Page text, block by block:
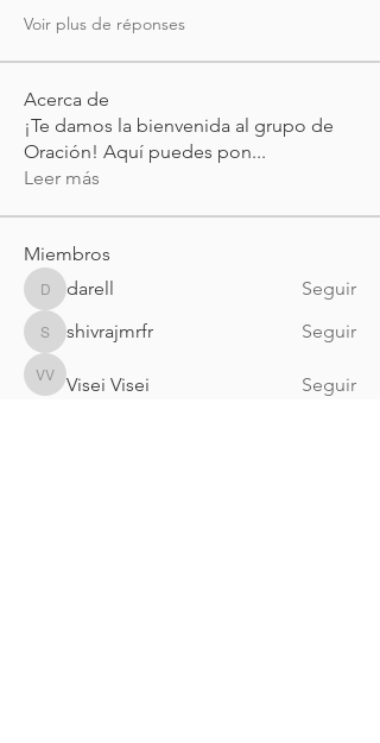
Voir plus de réponses
Acerca de
¡Te damos la bienvenida al grupo de
Oración! Aquí puedes pon...
Leer más
Miembros
darelldarell Seguir
shivrajmrfr
shivrajmrfr Seguir
Visei Visei
Visei Visei Seguir